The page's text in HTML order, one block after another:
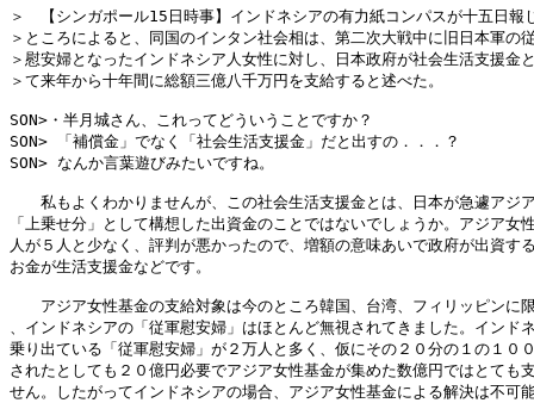
＞　【シンガポール15日時事】インドネシアの有力紙コンパスが十五日報
＞ところによると、同国のインタン社会相は、第二次大戦中に旧日本軍の
＞慰安婦となったインドネシア人女性に対し、日本政府が社会生活支援金
＞て来年から十年間に総額三億八千万円を支給すると述べた。
SON>・半月城さん、これってどういうことですか？
SON> 「補償金」でなく「社会生活支援金」だと出すの．．．？
SON> なんか言葉遊びみたいですね。
私もよくわかりませんが、この社会生活支援金とは、日本が急遽アジ
「上乗せ分」として構想した出資金のことではないでしょうか。アジア女
人が５人と少なく、評判が悪かったので、増額の意味あいで政府が出資す
お金が生活支援金などです。
アジア女性基金の支給対象は今のところ韓国、台湾、フィリッピンに
、インドネシアの「従軍慰安婦」はほとんど無視されてきました。インド
乗り出ている「従軍慰安婦」が２万人と多く、仮にその２０分の１の１０
されたとしても２０億円必要でアジア女性基金が集めた数億円ではとても
せん。したがってインドネシアの場合、アジア女性基金による解決は不可